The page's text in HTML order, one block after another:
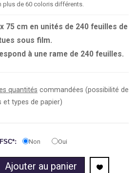
plus de 60 coloris différents.
75 cm en unités de 240 feuilles de
sous film.
à une rame de 240 feuilles.
quantités commandées (possibilité de
et types de papier)
Non Oui
Ajouter au panier